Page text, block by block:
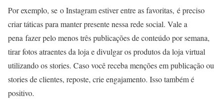
Por exemplo, se o Instagram estiver entre as favoritas, é preciso
criar táticas para manter presente nessa rede social. Vale a
pena fazer pelo menos três publicações de conteúdo por semana,
tirar fotos atraentes da loja e divulgar os produtos da loja virtual
utilizando os stories. Caso você receba menções em publicação ou
stories de clientes, reposte, crie engajamento. Isso também é
positivo.